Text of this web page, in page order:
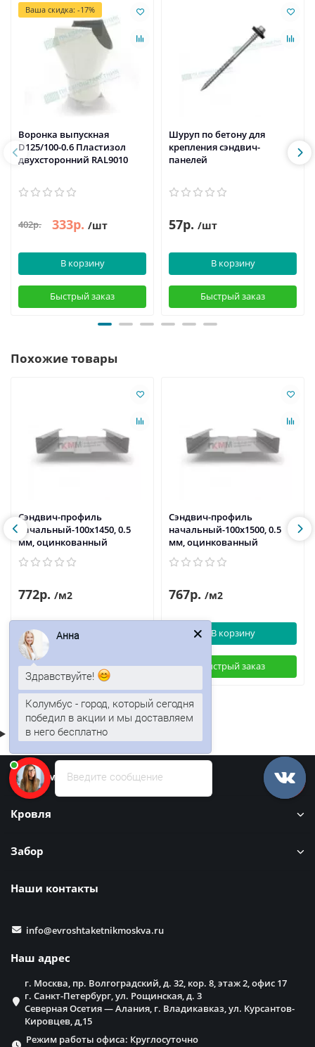
Ваша скидка: -17%
Воронка выпускная
D125/100-0.6 Пластизол
двухсторонний RAL9010
402р. 333р. /шт
В корзину
Быстрый заказ
Шуруп по бетону для
крепления сэндвич-
панелей
57р. /шт
В корзину
Быстрый заказ
Похожие товары
Сэндвич-профиль
начальный-100х1450, 0.5
мм, оцинкованный
772р. /м2
В корзину
Быстрый заказ
Сэндвич-профиль
начальный-100х1500, 0.5
мм, оцинкованный
767р. /м2
В корзину
Быстрый заказ
Информация
Кровля
Забор
Наши контакты
info@evroshtaketnikmoskva.ru
Наш адрес
г. Москва, пр. Волгоградский, д. 32, кор. 8, этаж 2, офис 17
г. Санкт-Петербург, ул. Рощинская, д. 3
Северная Осетия — Алания, г. Владикавказ, ул. Курсантов-
Кировцев, д,15
Режим работы офиса: Круглосуточно
Введите сообщение
Анна
Здравствуйте!
Колумбус - город, который сегодня
победил в акции и мы доставляем
в него бесплатно